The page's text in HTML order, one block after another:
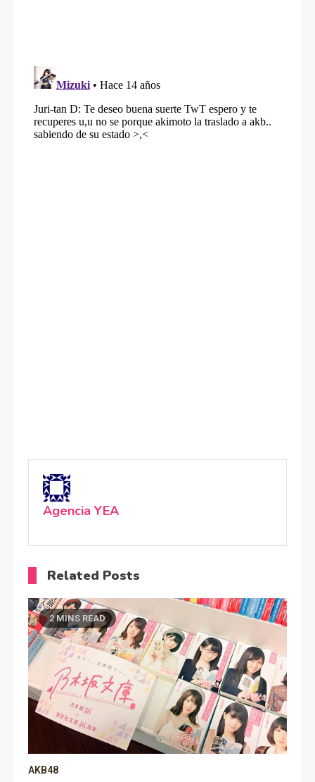
Agencia YEA
Related Posts
2 MINS READ
AKB48